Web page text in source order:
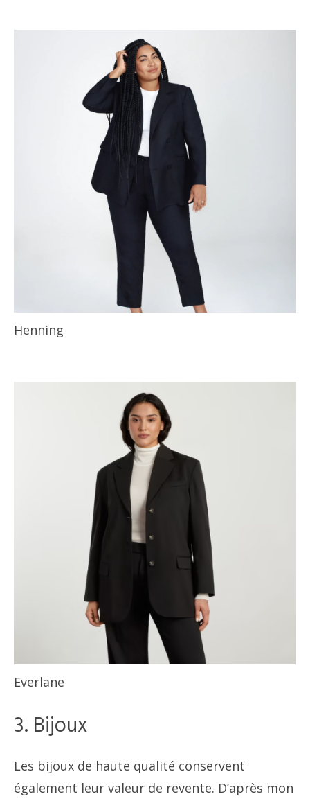
Henning
Everlane
3. Bijoux
Les bijoux de haute qualité conservent
également leur valeur de revente. D’après mon